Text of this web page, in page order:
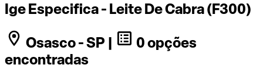
Ige Especifica - Leite De Cabra (F300)
Osasco - SP |
0 opções
encontradas